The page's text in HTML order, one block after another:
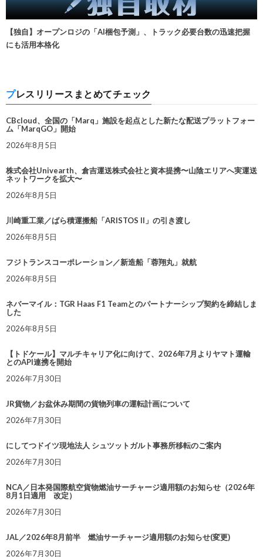
【独自】オープンロジの「AI梱包予測」、トラック必要台数の迅速把握
にも活用本格化
プレスリリースまとめてチェック
CBcloud、全国の「Marq」施設を起点とした新たな配送プラットフォー
ム「MarqGO」開始
2026年8月5日
株式会社Univearth、倉吉運送株式会社と資本提携〜山陰エリアへ実運送
ネットワークを拡大〜
2026年8月5日
川崎重工業／ばら積運搬船「ARISTOS II」の引き渡し
2026年8月5日
フジトランスコーポレーション／新造船「蓉翔丸」就航
2026年8月5日
ネバーマイル：TGR Haas F1 Teamとのパートナーシップ契約を締結しま
した
2026年8月5日
【トドケール】マルチキャリア化に向けて、2026年7月よりヤマト運輸
とのAPI連携を開始
2026年7月30日
JR貨物／お盆休み期間の貨物列車の運転計画について
2026年7月30日
にしてつドイツ現地法人 シュツットガルト事務所移転のご案内
2026年7月30日
NCA／日本発国際航空貨物燃油サーチャージ適用額のお知らせ（2026年
8月1日適用 改定）
2026年7月30日
JAL／2026年8月前半 燃油サーチャージ適用額のお知らせ(変更)
2026年7月30日